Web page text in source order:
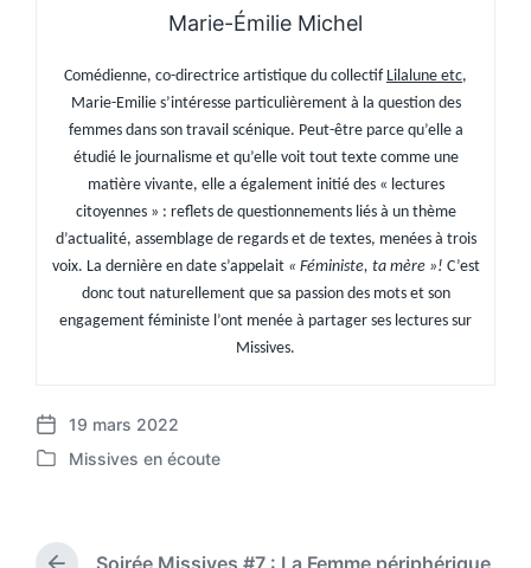
Marie-Émilie Michel
Comédienne, co-directrice artistique du collectif Lilalune etc,
Marie-Emilie s’intéresse particulièrement à la question des
femmes dans son travail scénique. Peut-être parce qu’elle a
étudié le journalisme et qu’elle voit tout texte comme une
matière vivante, elle a également initié des « lectures
citoyennes » : reflets de questionnements liés à un thème
d’actualité, assemblage de regards et de textes, menées à trois
voix. La dernière en date s’appelait « Féministe, ta mère »! C’est
donc tout naturellement que sa passion des mots et son
engagement féministe l’ont menée à partager ses lectures sur
Missives.
P
o
a
19 mars 2022
P
Missives en écoute